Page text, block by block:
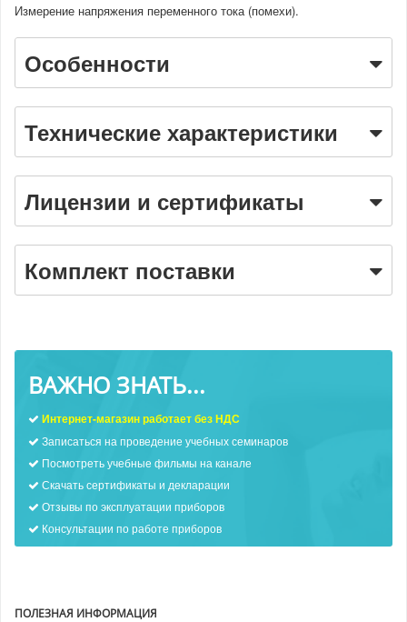
Измерение напряжения переменного тока (помехи).
Особенности
Технические характеристики
Лицензии и сертификаты
Комплект поставки
ВАЖНО ЗНАТЬ...
Интернет-магазин работает без НДС
Записаться на проведение учебных семинаров
Посмотреть учебные фильмы на канале
Скачать сертификаты и декларации
Отзывы по эксплуатации приборов
Консультации по работе приборов
ПОЛЕЗНАЯ ИНФОРМАЦИЯ